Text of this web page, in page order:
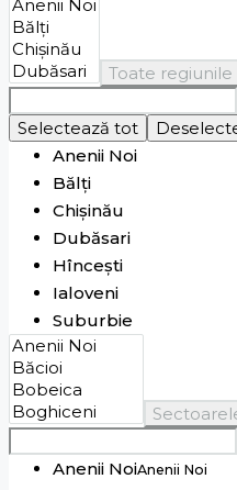
Toate regiunile
Selectează tot
Anenii Noi
Bălți
Chișinău
Dubăsari
Hîncești
Ialoveni
Suburbie
Anenii NoiAnenii Noi